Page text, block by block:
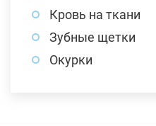
Кровь на ткани
Зубные щетки
Окурки